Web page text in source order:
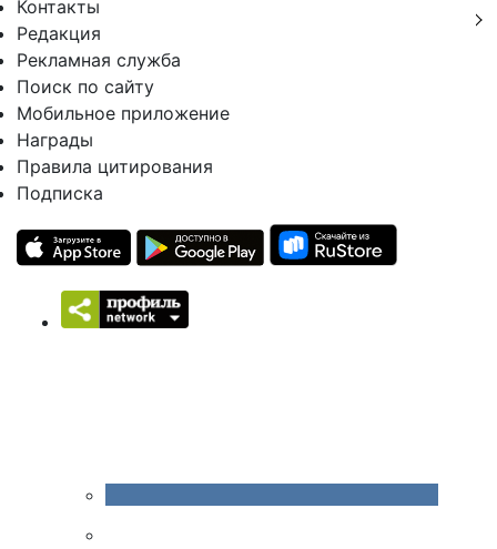
Контакты
Редакция
Рекламная служба
Поиск по сайту
Мобильное приложение
Награды
Правила цитирования
Подписка